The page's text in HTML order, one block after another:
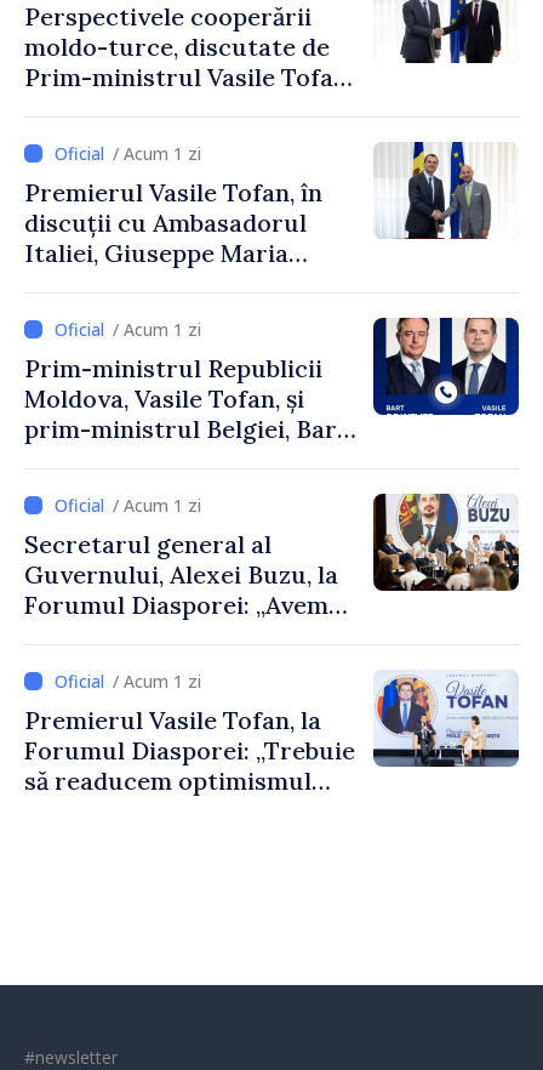
Perspectivele cooperării
moldo-turce, discutate de
Prim-ministrul Vasile Tofan
Uygar Mustafa Sertel
/ Acum 1 zi
Premierul Vasile Tofan, în
discuții cu Ambasadorul
Italiei, Giuseppe Maria
/ Acum 1 zi
Prim-ministrul Republicii
Moldova, Vasile Tofan, și
prim-ministrul Belgiei, Bart
despre parcursul european
al Republicii Moldova.
/ Acum 1 zi
Secretarul general al
Guvernului, Alexei Buzu, la
Forumul Diasporei: „Avem
dumneavoastră pentru a
construi comunități mai
puternice”
/ Acum 1 zi
Premierul Vasile Tofan, la
Forumul Diasporei: „Trebuie
să readucem optimismul
#newsletter